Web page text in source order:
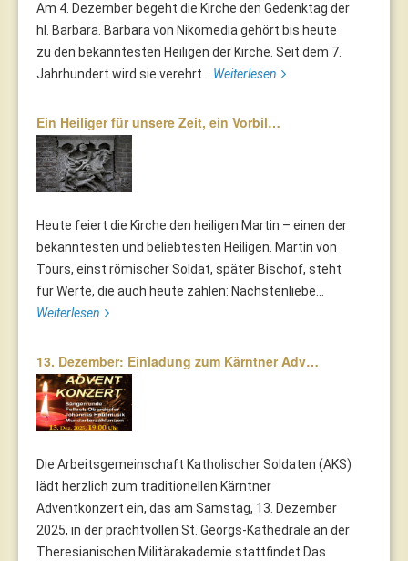
Am 4. Dezember begeht die Kirche den Gedenktag der
hl. Barbara. Barbara von Nikomedia gehört bis heute
zu den bekanntesten Heiligen der Kirche. Seit dem 7.
Jahrhundert wird sie verehrt... Weiterlesen
Ein Heiliger für unsere Zeit, ein Vorbil…
Heute feiert die Kirche den heiligen Martin – einen der
bekanntesten und beliebtesten Heiligen. Martin von
Tours, einst römischer Soldat, später Bischof, steht
für Werte, die auch heute zählen: Nächstenliebe...
Weiterlesen
13. Dezember: Einladung zum Kärntner Adv…
Die Arbeitsgemeinschaft Katholischer Soldaten (AKS)
lädt herzlich zum traditionellen Kärntner
Adventkonzert ein, das am Samstag, 13. Dezember
2025, in der prachtvollen St. Georgs-Kathedrale an der
Theresianischen Militärakademie stattfindet.Das